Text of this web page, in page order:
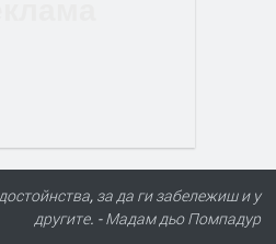
за да ги забележиш и у
другите. - Мадам дьо Помпадур